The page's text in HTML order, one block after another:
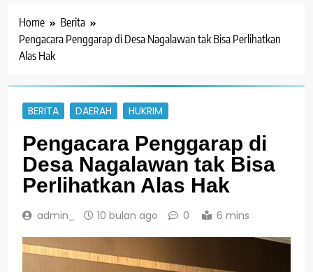
Home
Berita
Pengacara Penggarap di Desa Nagalawan tak Bisa Perlihatkan
Alas Hak
BERITA DAERAH HUKRIM
Pengacara Penggarap di
Desa Nagalawan tak Bisa
Perlihatkan Alas Hak
admin_ 10 bulan ago 0 6 mins